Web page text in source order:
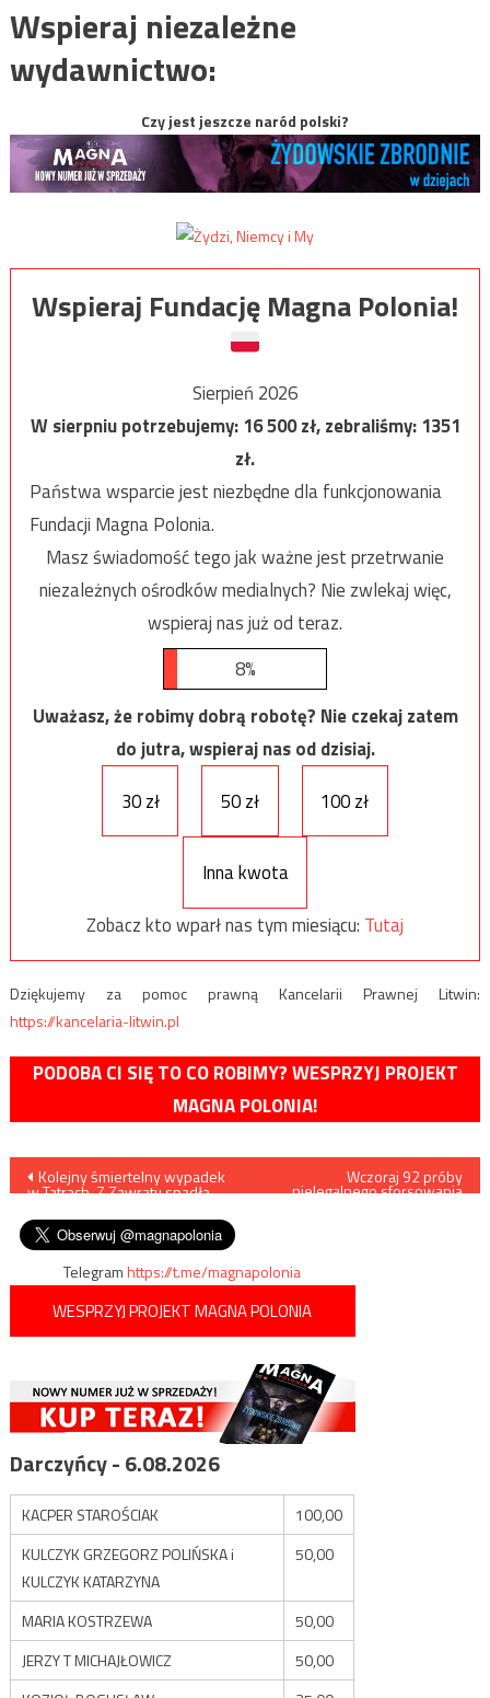
Wspieraj niezależne
wydawnictwo:
Czy jest jeszcze naród polski?
Wspieraj Fundację Magna Polonia!
Sierpień 2026
W sierpniu potrzebujemy:16 500zł, zebraliśmy:1351
zł.
Państwa wsparcie jest niezbędne dla funkcjonowania
Fundacji Magna Polonia.
Masz świadomość tego jak ważne jest przetrwanie
niezależnych ośrodków medialnych? Nie zwlekaj więc,
wspieraj nas już od teraz.
8%
Uważasz, że robimy dobrą robotę? Nie czekaj zatem
do jutra, wspieraj nas od dzisiaj.
30 zł
50 zł 100 zł
Inna kwota
Zobacz kto wparł nas tym miesiącu: Tutaj
Dziękujemy za pomoc prawną Kancelarii Prawnej Litwin:
https://kancelaria-litwin.pl
PODOBA CI SIĘ TO CO ROBIMY? WESPRZYJ PROJEKT
MAGNA POLONIA!
Nawigacja
wpisu
Kolejny śmiertelny wypadek
w Tatrach. Z Zawratu spadła
Wczoraj 92 próby
nielegalnego sforsowania
Telegramhttps://t.me/magnapolonia
WESPRZYJ PROJEKT MAGNA POLONIA
Darczyńcy - 6.08.2026
KACPER STAROŚCIAK
100,00
KULCZYK GRZEGORZ POLIŃSKA i
KULCZYK KATARZYNA
50,00
MARIA KOSTRZEWA
50,00
JERZY T MICHAJŁOWICZ
50,00